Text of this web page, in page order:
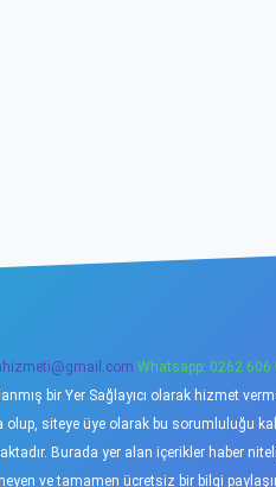
Whatsapp: 0262 606
bir Yer Sağlayıcı olarak hizmet
siteye üye olarak bu sorumluluğu
Burada yer alan içerikler haber
ve tamamen ücretsiz bir bilgi